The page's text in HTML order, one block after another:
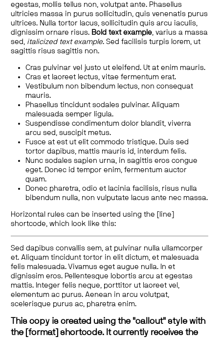
egestas, mollis tellus non, volutpat ante. Phasellus
ultricies massa in purus sollicitudin, quis venenatis purus
ultrices. Nulla tortor lacus, sollicitudin quis arcu iaculis,
dignissim ornare risus. Bold text example, varius a massa
sed, italicized text example. Sed facilisis turpis lorem, ut
sagittis risus sagittis non.
Cras pulvinar vel justo ut eleifend. Ut at enim mauris.
Cras et laoreet lectus, vitae fermentum erat.
Vestibulum non bibendum lectus, non consequat
mauris.
Phasellus tincidunt sodales pulvinar. Aliquam
malesuada semper ligula.
Suspendisse condimentum dolor blandit, viverra
arcu sed, suscipit metus.
Fusce at est ut elit commodo tristique. Duis sed
tortor dapibus, mattis mauris id, interdum felis.
Nunc sodales sapien urna, in sagittis eros congue
eget. Donec id tempor enim, fermentum auctor
quam.
Donec pharetra, odio et lacinia facilisis, risus nulla
bibendum nulla, non vulputate lacus ante nec massa.
Horizontal rules can be inserted using the [line]
shortcode, which look like this:
Sed dapibus convallis sem, at pulvinar nulla ullamcorper
et. Aliquam tincidunt tortor in elit dictum, et malesuada
felis malesuada. Vivamus eget augue nulla. In et
dignissim eros. Pellentesque lobortis arcu at egestas
mattis. Integer felis neque, porttitor ut laoreet vel,
elementum ac purus. Aenean in arcu volutpat,
scelerisque purus ac, pharetra enim.
This copy is created using the "callout" style with
the [format] shortcode. It currently receives the